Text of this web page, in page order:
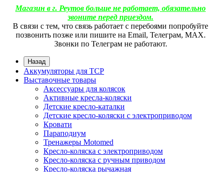
Магазин в г. Реутов больше не работает, обязательно
звоните перед приездом.
В связи с тем, что связь работает с перебоями попробуйте
позвонить позже или пишите на Email, Телеграм, МАХ.
Звонки по Телеграм не работают.
Назад
Аккумуляторы для ТСР
Выставочные товары
Аксессуары для колясок
Активные кресла-коляски
Детские кресло-каталки
Детские кресло-коляски с электроприводом
Кровати
Параподиум
Тренажеры Motomed
Кресло-коляска с электроприводом
Кресло-коляска с ручным приводом
Кресло-коляска рычажная